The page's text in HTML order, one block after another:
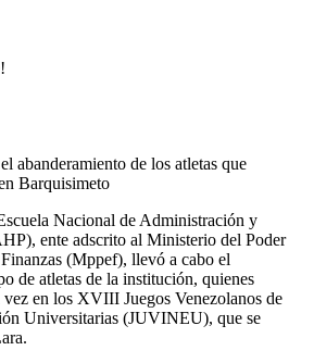
abanderamiento de los atletas que
Barquisimeto
Nacional de Administración y
ente adscrito al Ministerio del Poder
(Mppef), llevó a cabo el
de atletas de la institución, quienes
en los XVIII Juegos Venezolanos de
Universitarias (JUVINEU), que se